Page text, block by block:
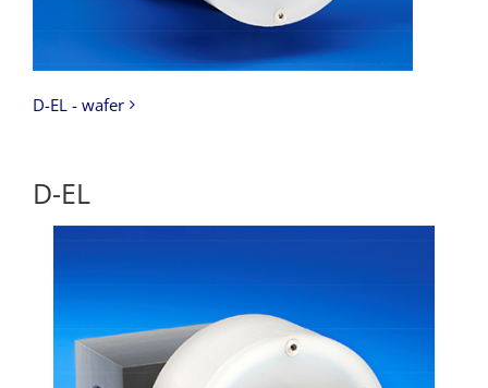
D-EL - wafer
D-EL